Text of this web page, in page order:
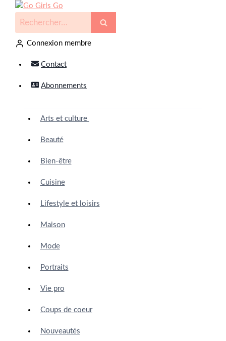
Connexion membre
Contact
Abonnements
Arts et culture
Beauté
Bien-être
Cuisine
Lifestyle et loisirs
Maison
Mode
Portraits
Vie pro
Coups de coeur
Nouveautés